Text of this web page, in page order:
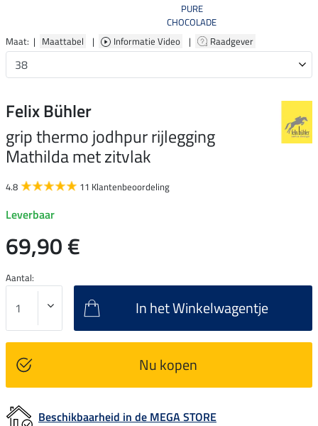
PURE
CHOCOLADE
Maat: | Maattabel | Informatie Video | Raadgever
Felix Bühler
grip thermo jodhpur rijlegging
Mathilda met zitvlak
4.8 11 Klantenbeoordeling
Leverbaar
69,90 €
Aantal:
In het Winkelwagentje
Nu kopen
Beschikbaarheid in de MEGA STORE